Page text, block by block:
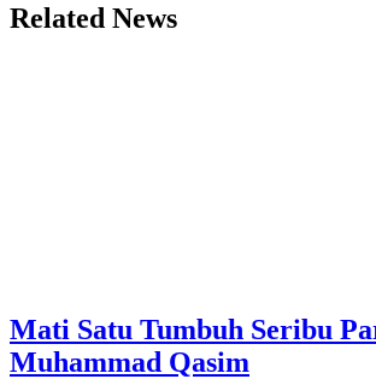
Related News
Mati Satu Tumbuh Seribu
Muhammad Qasim